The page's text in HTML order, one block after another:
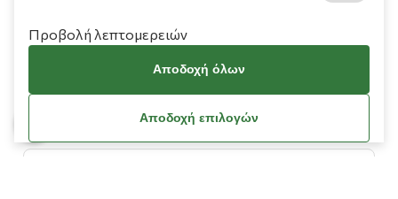
Χρειάζεστε βοήθεια;
Προβολή λεπτομερειών
Αποδοχή όλων
Αποδοχή επιλογών